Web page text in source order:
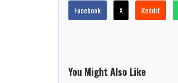
Facebook X Reddit
You Might Also Like